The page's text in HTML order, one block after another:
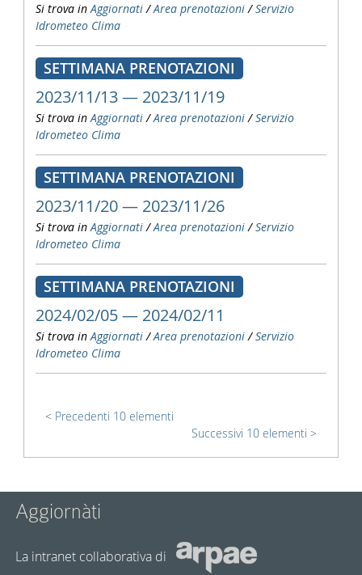
Si trova in Aggiornati /Area prenotazioni /Servizio
Idrometeo Clima
SETTIMANA PRENOTAZIONI
2023/11/13 — 2023/11/19
Si trova in Aggiornati /Area prenotazioni /Servizio
Idrometeo Clima
SETTIMANA PRENOTAZIONI
2023/11/20 — 2023/11/26
Si trova in Aggiornati /Area prenotazioni /Servizio
Idrometeo Clima
SETTIMANA PRENOTAZIONI
2024/02/05 — 2024/02/11
Si trova in Aggiornati /Area prenotazioni /Servizio
Idrometeo Clima
Precedenti 10 elementi
Successivi 10 elementi
Aggiornàti
La intranet collaborativa di